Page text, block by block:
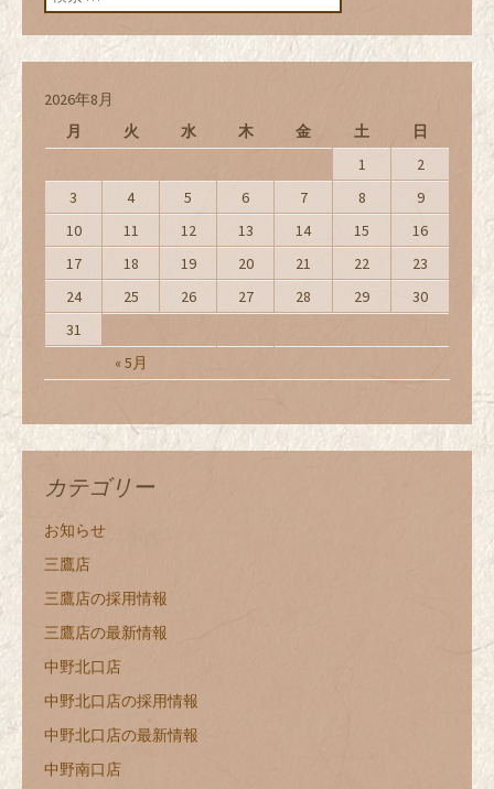
2026年8月
月
火 水 木 金 土 日
« 5月
1
2
3
4 5 6 7 8
9
10
11 12 13 14 15
16
17
18 19 20 21 22
23
24
25 26 27 28 29
30
31
カテゴリー
お知らせ
三鷹店
三鷹店の採用情報
三鷹店の最新情報
中野北口店
中野北口店の採用情報
中野北口店の最新情報
中野南口店